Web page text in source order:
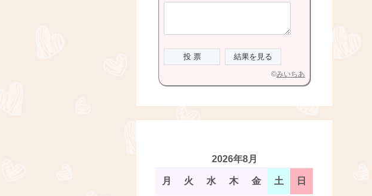
©みいちあ
2026年8月
月 火 水 木 金 土 日